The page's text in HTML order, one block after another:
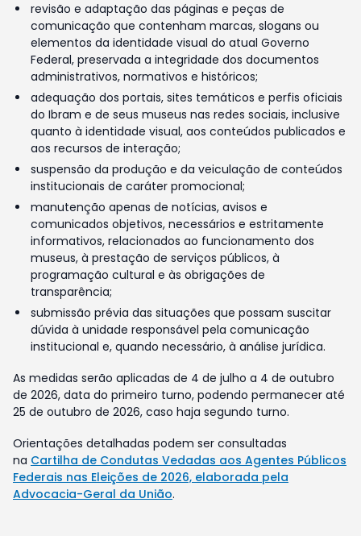
revisão e adaptação das páginas e peças de
comunicação que contenham marcas, slogans ou
elementos da identidade visual do atual Governo
Federal, preservada a integridade dos documentos
administrativos, normativos e históricos;
adequação dos portais, sites temáticos e perfis oficiais
do Ibram e de seus museus nas redes sociais, inclusive
quanto à identidade visual, aos conteúdos publicados e
aos recursos de interação;
suspensão da produção e da veiculação de conteúdos
institucionais de caráter promocional;
manutenção apenas de notícias, avisos e
comunicados objetivos, necessários e estritamente
informativos, relacionados ao funcionamento dos
museus, à prestação de serviços públicos, à
programação cultural e às obrigações de
transparência;
submissão prévia das situações que possam suscitar
dúvida à unidade responsável pela comunicação
institucional e, quando necessário, à análise jurídica.
As medidas serão aplicadas de 4 de julho a 4 de outubro
de 2026, data do primeiro turno, podendo permanecer até
25 de outubro de 2026, caso haja segundo turno.
Orientações detalhadas podem ser consultadas
na Cartilha de Condutas Vedadas aos Agentes Públicos
Federais nas Eleições de 2026, elaborada pela
Advocacia-Geral da União.